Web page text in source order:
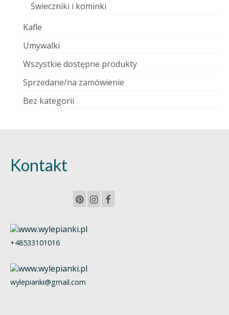
Świeczniki i kominki
Kafle
Umywalki
Wszystkie dostępne produkty
Sprzedane/na zamówienie
Bez kategorii
Kontakt
+48533101016
wylepianki@gmail.com